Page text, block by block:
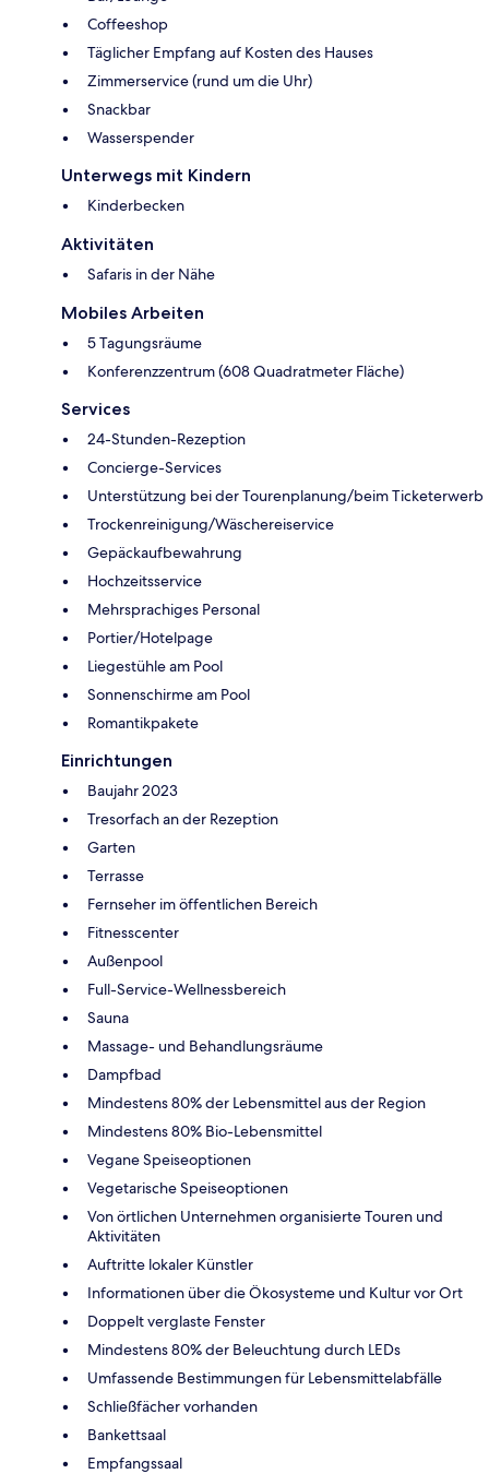
Coffeeshop
Täglicher Empfang auf Kosten des Hauses
Zimmerservice (rund um die Uhr)
Snackbar
Wasserspender
Unterwegs mit Kindern
Kinderbecken
Aktivitäten
Safaris in der Nähe
Mobiles Arbeiten
5 Tagungsräume
Konferenzzentrum (608 Quadratmeter Fläche)
Services
24-Stunden-Rezeption
Concierge-Services
Unterstützung bei der Tourenplanung/beim Ticketerwerb
Trockenreinigung/Wäschereiservice
Gepäckaufbewahrung
Hochzeitsservice
Mehrsprachiges Personal
Portier/Hotelpage
Liegestühle am Pool
Sonnenschirme am Pool
Romantikpakete
Einrichtungen
Baujahr 2023
Tresorfach an der Rezeption
Garten
Terrasse
Fernseher im öffentlichen Bereich
Fitnesscenter
Außenpool
Full-Service-Wellnessbereich
Sauna
Massage- und Behandlungsräume
Dampfbad
Mindestens 80% der Lebensmittel aus der Region
Mindestens 80% Bio-Lebensmittel
Vegane Speiseoptionen
Vegetarische Speiseoptionen
Von örtlichen Unternehmen organisierte Touren und
Aktivitäten
Auftritte lokaler Künstler
Informationen über die Ökosysteme und Kultur vor Ort
Doppelt verglaste Fenster
Mindestens 80% der Beleuchtung durch LEDs
Umfassende Bestimmungen für Lebensmittelabfälle
Schließfächer vorhanden
Bankettsaal
Empfangssaal